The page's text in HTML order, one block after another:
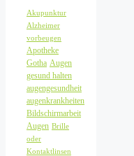
Akupunktur
Alzheimer
vorbeugen
Apotheke
Gotha Augen
gesund halten
augengesundheit
augenkrankheiten
Bildschirmarbeit
Augen Brille
oder
Kontaktlinsen